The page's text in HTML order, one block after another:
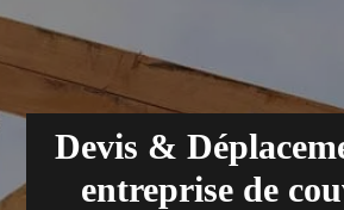
Devis &
entreprise de